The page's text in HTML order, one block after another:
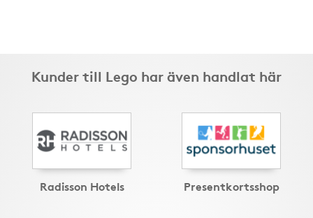
Kunder till Lego har även handlat här
Radisson Hotels Presentkortsshop